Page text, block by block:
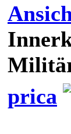
prica